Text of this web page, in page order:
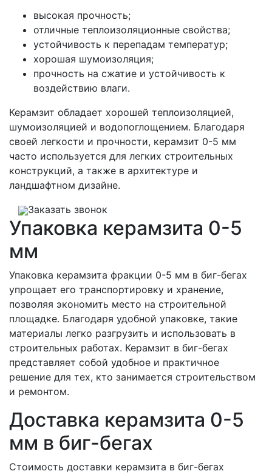
высокая прочность;
отличные теплоизоляционные свойства;
устойчивость к перепадам температур;
хорошая шумоизоляция;
прочность на сжатие и устойчивость к
воздействию влаги.
Керамзит обладает хорошей теплоизоляцией,
шумоизоляцией и водопоглощением. Благодаря
своей легкости и прочности, керамзит 0-5 мм
часто используется для легких строительных
конструкций, а также в архитектуре и
ландшафтном дизайне.
Заказать звонок
Упаковка керамзита 0-5
мм
Упаковка керамзита фракции 0-5 мм в биг-бегах
упрощает его транспортировку и хранение,
позволяя экономить место на строительной
площадке. Благодаря удобной упаковке, такие
материалы легко разгрузить и использовать в
строительных работах. Керамзит в биг-бегах
представляет собой удобное и практичное
решение для тех, кто занимается строительством
и ремонтом.
Доставка керамзита 0-5
мм в биг-бегах
Стоимость доставки керамзита в биг-бегах